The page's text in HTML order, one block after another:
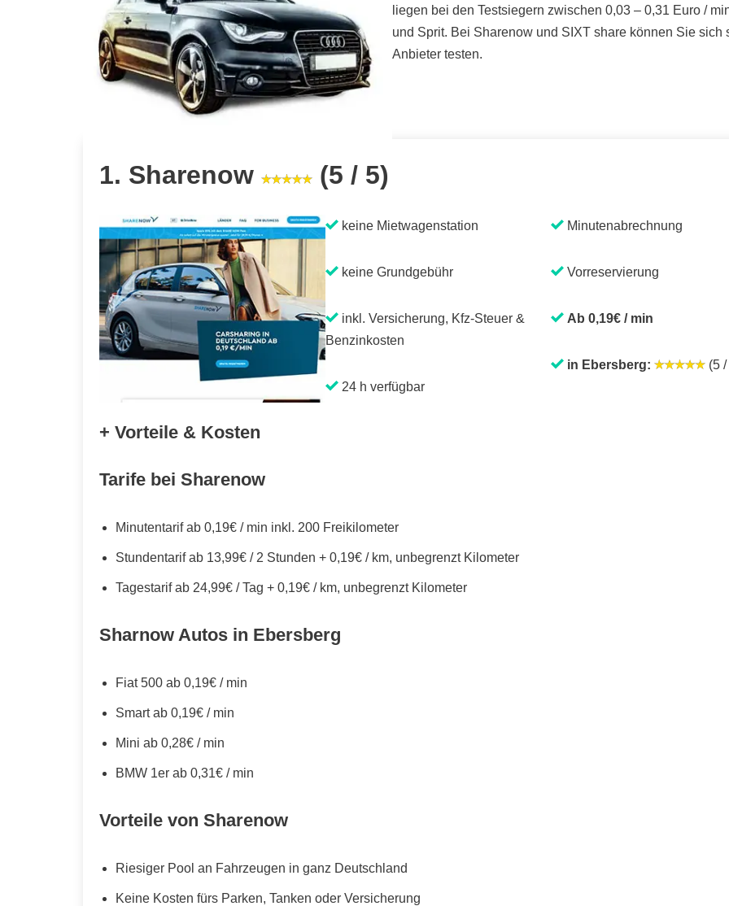
liegen bei den Testsiegern zwischen 0,03 – 0,31 Euro /
und Sprit. Bei Sharenow und SIXT share können Sie
Anbieter testen.
1. Sharenow (5 / 5)
keine Mietwagenstation
keine Grundgebühr
inkl. Versicherung, Kfz-Steuer &
Benzinkosten
24 h verfügbar
Minutenabrechnung
Vorreservierung
Ab 0,19€ / min
in Ebersberg: (5
+ Vorteile & Kosten
Tarife bei Sharenow
Minutentarif ab 0,19€ / min inkl. 200 Freikilometer
Stundentarif ab 13,99€ / 2 Stunden + 0,19€ / km, unbegrenzt Kilometer
Tagestarif ab 24,99€ / Tag + 0,19€ / km, unbegrenzt Kilometer
Sharnow Autos in Ebersberg
Fiat 500 ab 0,19€ / min
Smart ab 0,19€ / min
Mini ab 0,28€ / min
BMW 1er ab 0,31€ / min
Vorteile von Sharenow
Riesiger Pool an Fahrzeugen in ganz Deutschland
Keine Kosten fürs Parken, Tanken oder Versicherung